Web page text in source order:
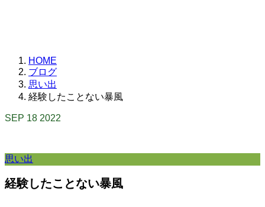
HOME
ブログ
思い出
経験したことない暴風
SEP 18 2022
思い出
経験したことない暴風